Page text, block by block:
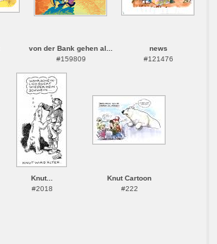
von der Bank gehen al...
#159809
news
#121476
Knut...
#2018
Knut Cartoon
#222